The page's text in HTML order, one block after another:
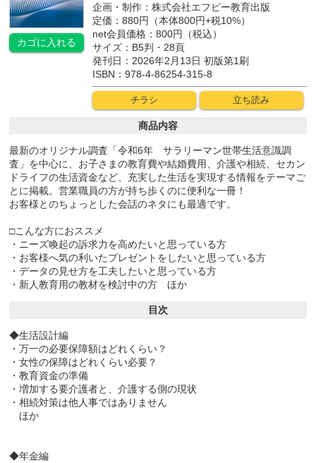
カゴに 入れる
企画・制作：株式会社エフピー教育出版
定価：880円（本体800円+税10%）
net会員価格：800円（税込）
サイズ：B5判・28頁
発刊日：2026年2月13日 初版第1刷
ISBN：978-4-86254-315-8
チラシ 立ち読み
商品内容
最新のオリジナル調査「令和6年 サラリーマン世帯生活意識調
査」を中心に、お子さまの教育費や結婚費用、介護や相続、セカン
ドライフの生活資金など、充実した生活を実現する情報をテーマご
とに掲載。営業職員の方が持ち歩くのに便利な一冊！
お客様とのちょっとした会話のネタにも最適です。
□こんな方におススメ
・ニーズ喚起の訴求力を高めたいと思っている方
・お客様へ気の利いたプレゼントをしたいと思っている方
・データの見せ方を工夫したいと思っている方
・新人教育用の教材を検討中の方 ほか
目次
◆生活設計編
・万一の必要保障額はどれくらい？
・女性の保障はどれくらい必要？
・教育資金の準備
・増加する要介護者と、介護する側の現状
・相続対策は他人事ではありません
ほか
◆年金編